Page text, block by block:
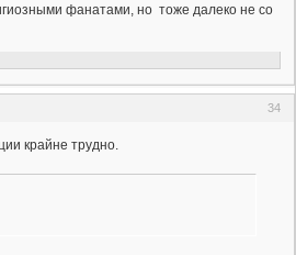
фанатами, но тоже далеко не со
34
крайне трудно.